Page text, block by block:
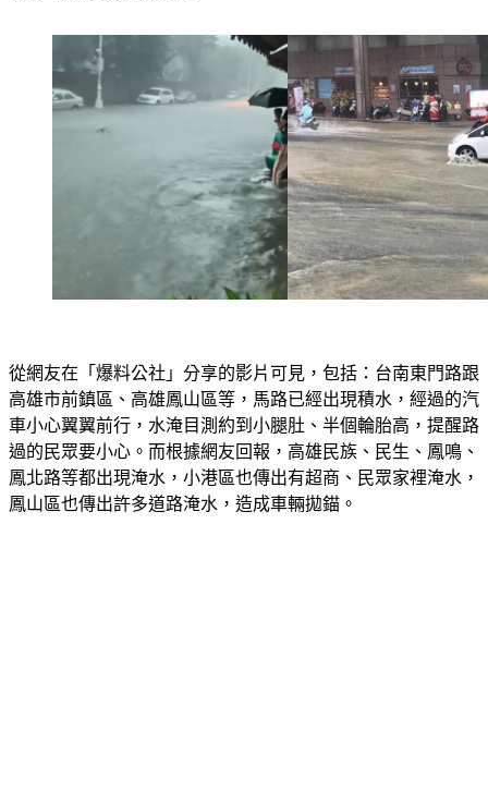
從網友在「爆料公社」分享的影片可見，包括：台南東門路跟
高雄市前鎮區、高雄鳳山區等，馬路已經出現積水，經過的汽
車小心翼翼前行，水淹目測約到小腿肚、半個輪胎高，提醒路
過的民眾要小心。而根據網友回報，高雄民族、民生、鳳鳴、
鳳北路等都出現淹水，小港區也傳出有超商、民眾家裡淹水，